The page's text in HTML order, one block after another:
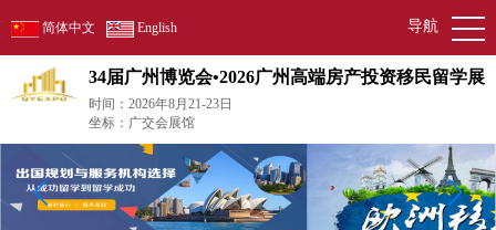
简体中文 English 导航
34届广州博览会•2026广州高端房产投资移民留学展
时间：2026年8月21-23日
坐标：广交会展馆